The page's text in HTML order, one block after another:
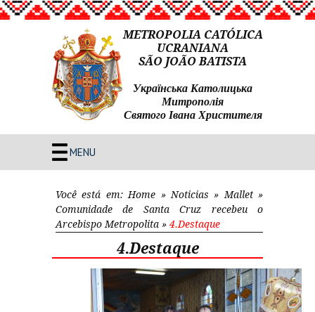
METROPOLIA CATÓLICA
UCRANIANA
SÃO JOÃO BATISTA
Українська Католицька
Митрополія
Святого Івана Христителя
MENU
Você está em: Home » Noticias » Mallet»
Comunidade de Santa Cruz recebeu o
Arcebispo Metropolita » 4.Destaque
4.Destaque